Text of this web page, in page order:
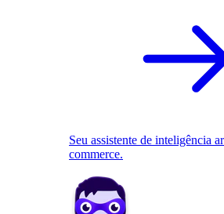
Seu assistente de inteligência
commerce.